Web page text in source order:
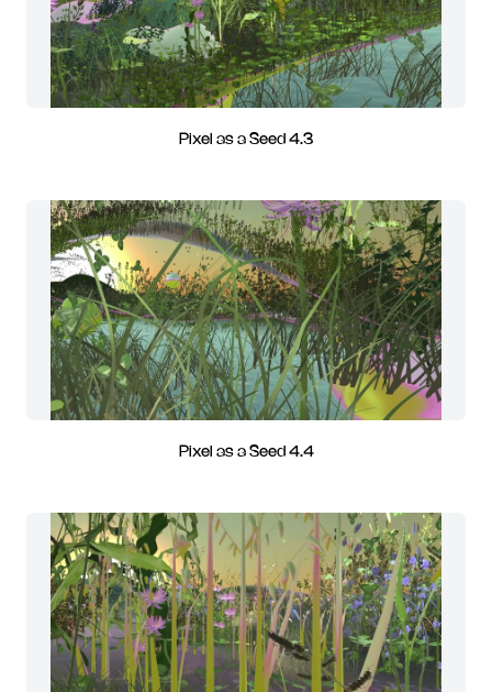
Pixel as a Seed 4.3
Pixel as a Seed 4.4